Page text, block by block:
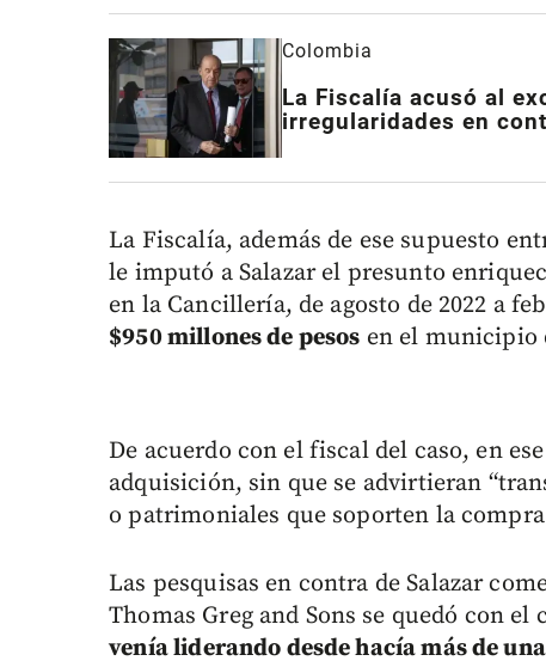
Colombia
La Fiscalía acusó al
irregularidades en
La Fiscalía, además de ese supuesto
le imputó a Salazar el presunto
en la Cancillería, de agosto de 2022 a
$950 millones de pesos en el municipio
De acuerdo con el fiscal del caso, en
adquisición, sin que se advirtieran
o patrimoniales que soporten la
Las pesquisas en contra de Salazar
Thomas Greg and Sons se quedó con
venía liderando desde hacía más de